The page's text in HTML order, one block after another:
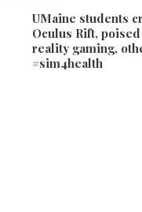
UMaine students
Oculus Rift,
reality gaming,
#sim4health